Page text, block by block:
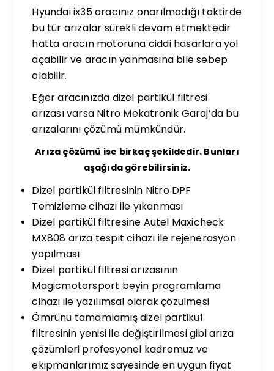
Hyundai ix35 aracınız onarılmadığı taktirde
bu tür arızalar sürekli devam etmektedir
hatta aracın motoruna ciddi hasarlara yol
açabilir ve aracın yanmasına bile sebep
olabilir.
Eğer aracınızda dizel partikül filtresi
arızası varsa Nitro Mekatronik Garaj’da bu
arızalarını çözümü mümkündür.
Arıza çözümü ise birkaç şekildedir. Bunları
aşağıda görebilirsiniz.
Dizel partikül filtresinin Nitro DPF
Temizleme cihazı ile yıkanması
Dizel partikül filtresine Autel Maxicheck
MX808 arıza tespit cihazı ile rejenerasyon
yapılması
Dizel partikül filtresi arızasının
Magicmotorsport beyin programlama
cihazı ile yazılımsal olarak çözülmesi
Ömrünü tamamlamış dizel partikül
filtresinin yenisi ile değiştirilmesi gibi arıza
çözümleri profesyonel kadromuz ve
ekipmanlarımız sayesinde en uygun fiyat